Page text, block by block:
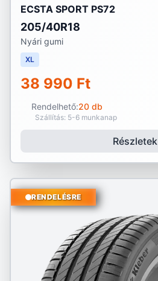
ECSTA SPORT PS72
205/40R18
Nyári gumi
XL
38 990 Ft
Rendelhető:20 db
Szállítás: 5-6 munkanap
Részletek
RENDELÉSRE